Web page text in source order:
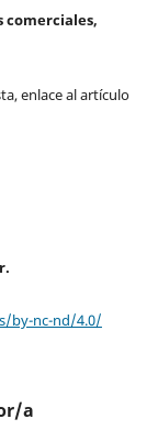
comerciales,
enlace al artículo
by-nc-nd/4.0/
a